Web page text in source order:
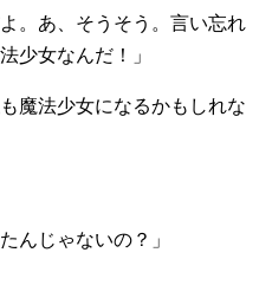
。あ、そうそう。言い忘れ
少女なんだ！」
魔法少女になるかもしれな
んじゃないの？」